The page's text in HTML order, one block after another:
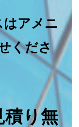
アメニ
くださ
積り無